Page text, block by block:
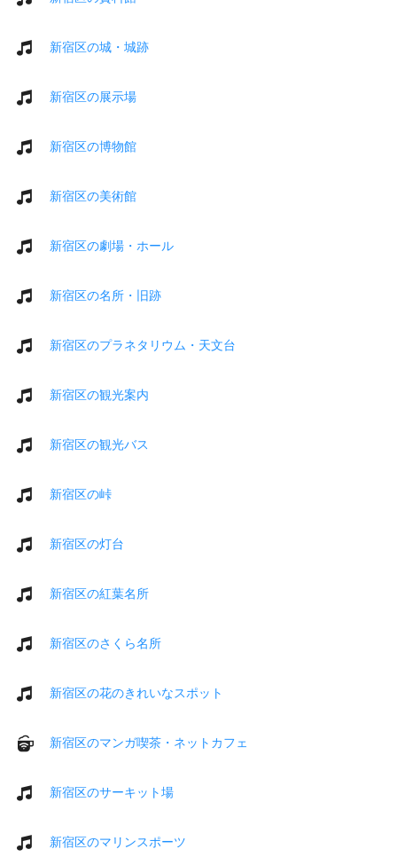
新宿区の城・城跡
新宿区の展示場
新宿区の博物館
新宿区の美術館
新宿区の劇場・ホール
新宿区の名所・旧跡
新宿区のプラネタリウム・天文台
新宿区の観光案内
新宿区の観光バス
新宿区の峠
新宿区の灯台
新宿区の紅葉名所
新宿区のさくら名所
新宿区の花のきれいなスポット
新宿区のマンガ喫茶・ネットカフェ
新宿区のサーキット場
新宿区のマリンスポーツ